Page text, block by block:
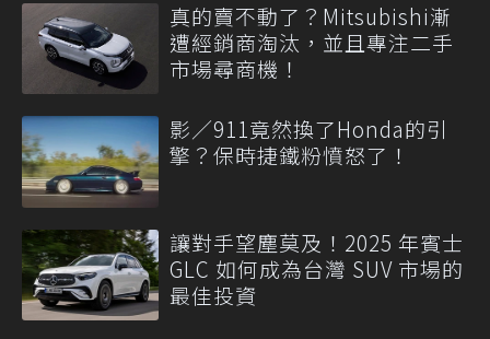
真的賣不動了？Mitsubishi漸
遭經銷商淘汰，並且專注二手
市場尋商機！
影／911竟然換了Honda的引
擎？保時捷鐵粉憤怒了！
讓對手望塵莫及！2025 年賓士
GLC 如何成為台灣 SUV 市場的
最佳投資